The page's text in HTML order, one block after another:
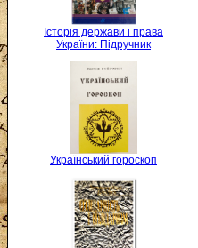
Історія держави і права
України: Підручник
Український гороскоп